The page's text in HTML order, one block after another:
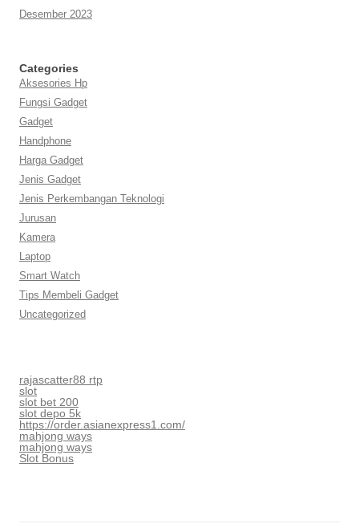
Desember 2023
Categories
Aksesories Hp
Fungsi Gadget
Gadget
Handphone
Harga Gadget
Jenis Gadget
Jenis Perkembangan Teknologi
Jurusan
Kamera
Laptop
Smart Watch
Tips Membeli Gadget
Uncategorized
rajascatter88 rtp
slot
slot bet 200
slot depo 5k
https://order.asianexpress1.com/
mahjong ways
mahjong ways
Slot Bonus